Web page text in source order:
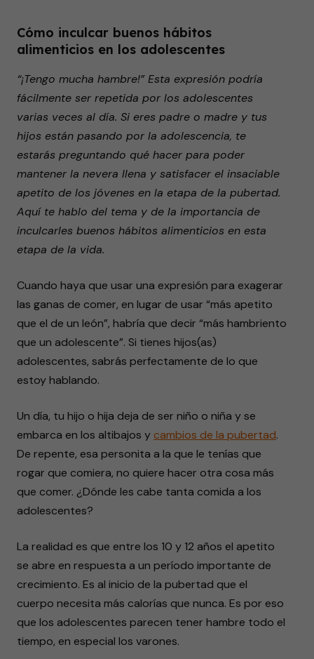
Cómo inculcar buenos hábitos
alimenticios en los adolescentes
“¡Tengo mucha hambre!” Esta expresión podría
fácilmente ser repetida por los adolescentes
varias veces al día. Si eres padre o madre y tus
hijos están pasando por la adolescencia, te
estarás preguntando qué hacer para poder
mantener la nevera llena y satisfacer el insaciable
apetito de los jóvenes en la etapa de la pubertad.
Aquí te hablo del tema y de la importancia de
inculcarles buenos hábitos alimenticios en esta
etapa de la vida.
Cuando haya que usar una expresión para exagerar
las ganas de comer, en lugar de usar “más apetito
que el de un león”, habría que decir “más hambriento
que un adolescente”. Si tienes hijos(as)
adolescentes, sabrás perfectamente de lo que
estoy hablando.
Un día, tu hijo o hija deja de ser niño o niña y se
embarca en los altibajos ycambios de la pubertad.
De repente, esa personita a la que le tenías que
rogar que comiera, no quiere hacer otra cosa más
que comer. ¿Dónde les cabe tanta comida a los
adolescentes?
La realidad es que entre los 10 y 12 años el apetito
se abre en respuesta a un período importante de
crecimiento. Es al inicio de la pubertad que el
cuerpo necesita más calorías que nunca. Es por eso
que los adolescentes parecen tener hambre todo el
tiempo, en especial los varones.